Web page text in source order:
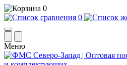
0
0
Меню